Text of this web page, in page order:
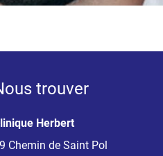
trouver
Herbert
Chemin de Saint Pol